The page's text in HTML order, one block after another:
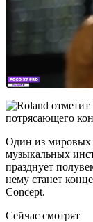
Один из мировых
музыкальных
празднует
нему станет
Concept.
Сейчас смотрят